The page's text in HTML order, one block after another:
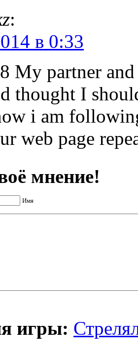
:
в 0:33
My partner
thought I
i am
web page
мнение!
Имя
игры: